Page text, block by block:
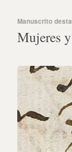
Manuscrito
Mujeres